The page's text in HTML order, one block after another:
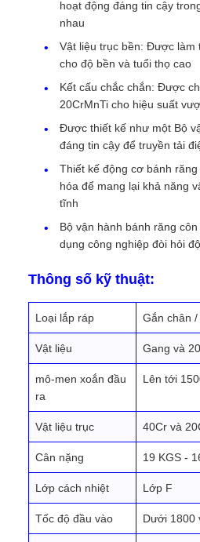
hoạt động đáng tin cậy
nhau
Vật liệu trục bền: Được làm
cho độ bền và tuổi thọ cao
Kết cấu chắc chắn: Được
20CrMnTi cho hiệu suất
Được thiết kế như một Bộ
đáng tin cậy để truyền tải
Thiết kế động cơ bánh
hóa để mang lại khả năng
tĩnh
Bộ vận hành bánh răng
dụng công nghiệp đòi hỏi
Thông số kỹ thuật:
Loại lắp ráp Gắn chân
Vật liệu Gang và
mô-men xoắn đầu
ra
Lên tới
Vật liệu trục 40Cr và
Cân nặng 19 KGS -
Lớp cách nhiệt Lớp F
Tốc độ đầu vào Dưới 1800